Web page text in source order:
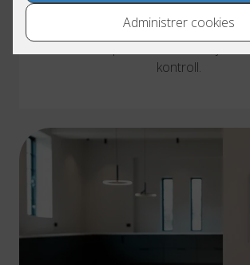
Har du pusset opp, skal selge, eller
lenge siden du har evaluert el-
kontroll.